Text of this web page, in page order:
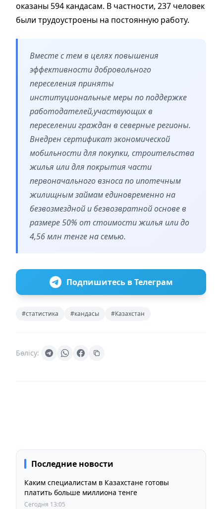
оказаны 594 кандасам. В частности, 237 человек
были трудоустроены на постоянную работу.
Вместе с тем в целях повышения
эффективности добровольного
переселения приняты
институциональные меры по поддержке
работодателей,участвующих в
переселении граждан в северные регионы.
Внедрен сертификат экономической
мобильности для покупки, строительства
жилья или для покрытия части
первоначального взноса по ипотечным
жилищным займам единовременно на
безвозмездной и безвозвратной основе в
размере 50% от стоимости жилья или до
4,56 млн тенге на семью.
Подпишитесь в Телеграм
#статистика #кандасы #Казахстан
Бөлісу:
Последние новости
Каким специалистам в Казахстане готовы
платить больше миллиона тенге
Сегодня 13:05